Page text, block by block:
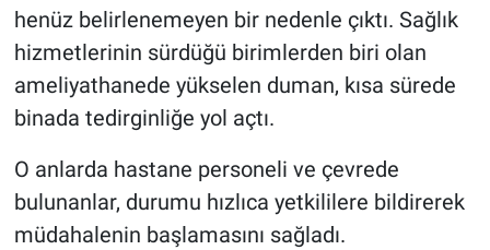
henüz belirlenemeyen bir nedenle çıktı. Sağlık
hizmetlerinin sürdüğü birimlerden biri olan
ameliyathanede yükselen duman, kısa sürede
binada tedirginliğe yol açtı.
O anlarda hastane personeli ve çevrede
bulunanlar, durumu hızlıca yetkililere bildirerek
müdahalenin başlamasını sağladı.